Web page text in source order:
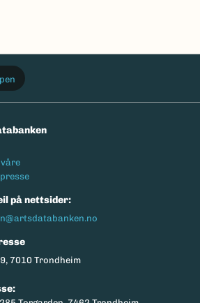
på nettsider:
7010 Trondheim